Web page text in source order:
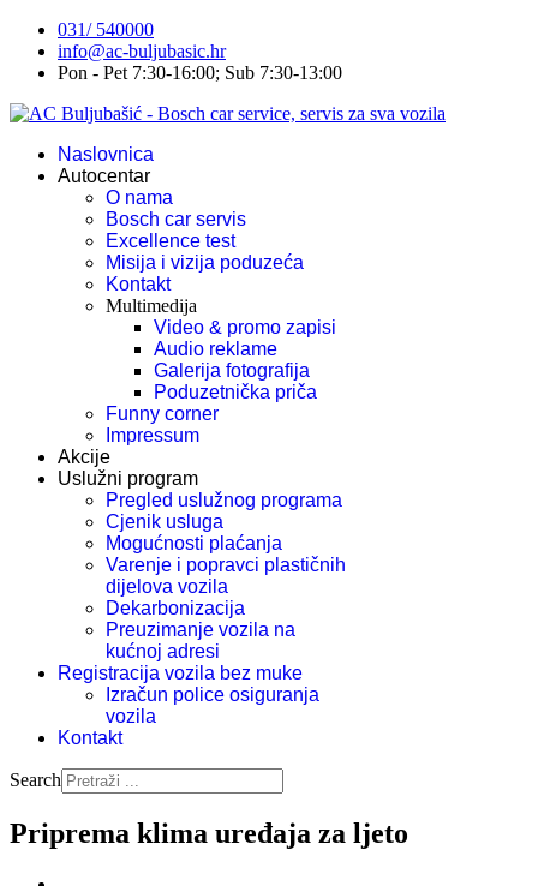
031/ 540000
info@ac-buljubasic.hr
Pon - Pet 7:30-16:00; Sub 7:30-13:00
Naslovnica
Autocentar
O nama
Bosch car servis
Excellence test
Misija i vizija poduzeća
Kontakt
Multimedija
Video & promo zapisi
Audio reklame
Galerija fotografija
Poduzetnička priča
Funny corner
Impressum
Akcije
Uslužni program
Pregled uslužnog programa
Cjenik usluga
Mogućnosti plaćanja
Varenje i popravci plastičnih
dijelova vozila
Dekarbonizacija
Preuzimanje vozila na
kućnoj adresi
Registracija vozila bez muke
Izračun police osiguranja
vozila
Kontakt
Search
Priprema klima uređaja za ljeto